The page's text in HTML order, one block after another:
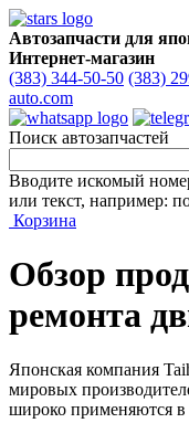
Автозапчасти для
Интернет-магазин
(383) 344-50-50 (383)
auto.com
Поиск автозапчастей
Вводите искомый
или текст, например:
Корзина
Обзор
ремонта
Японская компания
мировых
широко применяются в